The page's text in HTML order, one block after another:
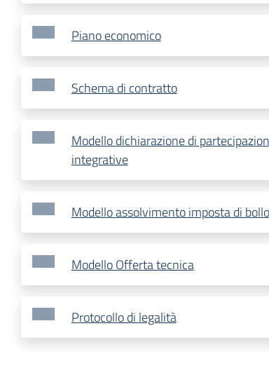
Piano economico
Schema di contratto
Modello dichiarazione di
integrative
Modello assolvimento imposta di bollo
Modello Offerta tecnica
Protocollo di legalità